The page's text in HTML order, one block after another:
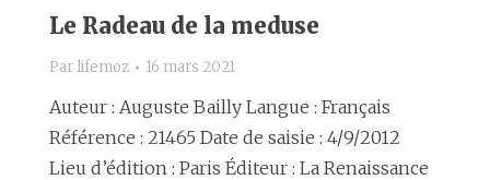
Le Radeau de la meduse
Par lifemoz 16 mars 2021
Auteur : Auguste Bailly Langue : Français
Référence : 21465 Date de saisie : 4/9/2012
Lieu d’édition : Paris Éditeur : La Renaissance